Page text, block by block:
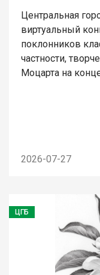
Центральная
виртуальный
поклонников
частности,
Моцарта на
2026-07-27
ЦГБ